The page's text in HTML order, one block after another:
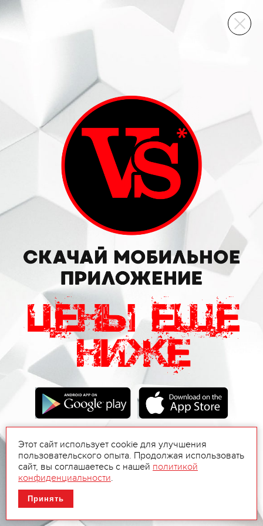
ВИННЫЙ СКЛАД
Этот сайт использует cookie для улучшения
пользовательского опыта. Продолжая использовать
сайт, вы соглашаетесь с нашей политикой
конфиденциальности.
Принять